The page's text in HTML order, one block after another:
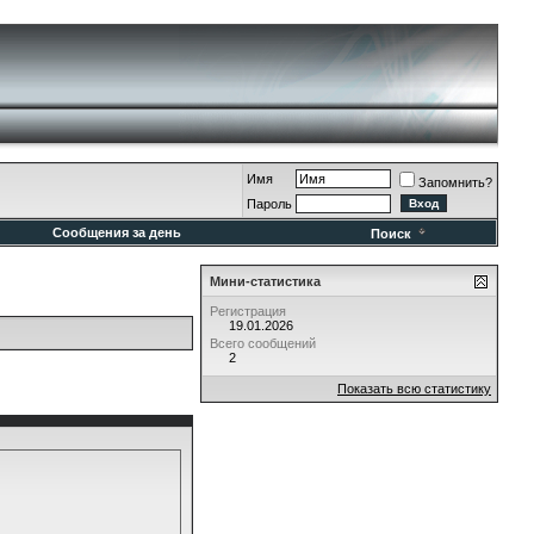
Имя
Запомнить?
Пароль
Сообщения за день Поиск
Мини-статистика
Регистрация
19.01.2026
Всего сообщений
2
Показать всю статистику